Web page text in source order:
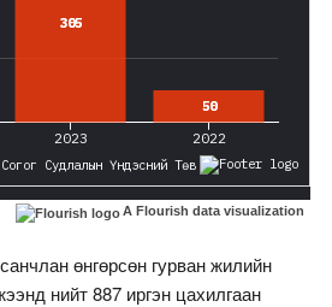
A Flourish data visualization
өнгөрсөн гурван жилийн
нийт 887 иргэн цахилгаан